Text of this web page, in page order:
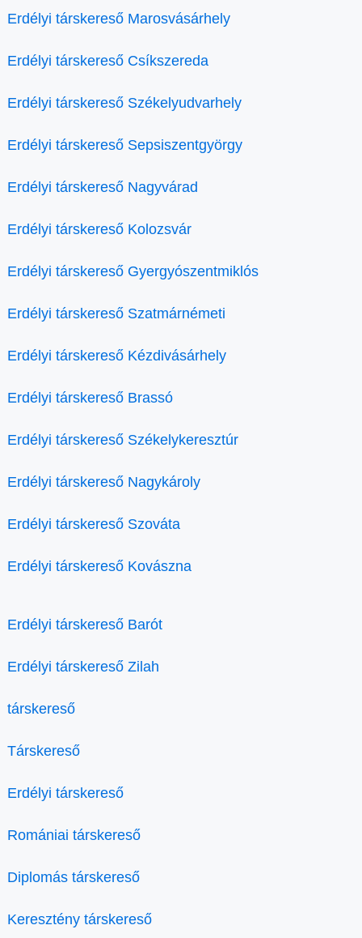
Erdélyi társkereső Marosvásárhely
Erdélyi társkereső Csíkszereda
Erdélyi társkereső Székelyudvarhely
Erdélyi társkereső Sepsiszentgyörgy
Erdélyi társkereső Nagyvárad
Erdélyi társkereső Kolozsvár
Erdélyi társkereső Gyergyószentmiklós
Erdélyi társkereső Szatmárnémeti
Erdélyi társkereső Kézdivásárhely
Erdélyi társkereső Brassó
Erdélyi társkereső Székelykeresztúr
Erdélyi társkereső Nagykároly
Erdélyi társkereső Szováta
Erdélyi társkereső Kovászna
Erdélyi társkereső Barót
Erdélyi társkereső Zilah
társkereső
Társkereső
Erdélyi társkereső
Romániai társkereső
Diplomás társkereső
Keresztény társkereső